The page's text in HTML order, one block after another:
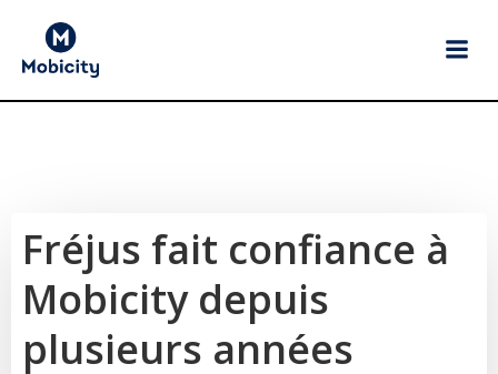
Fréjus fait confiance à
Mobicity depuis
plusieurs années